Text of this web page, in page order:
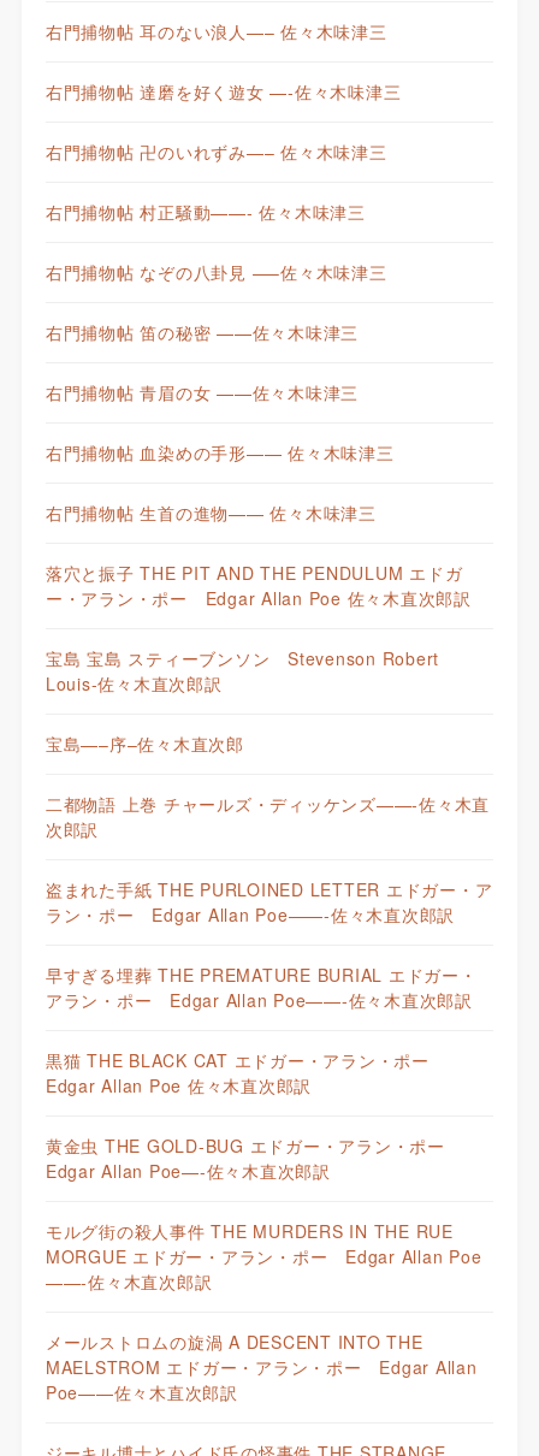
右門捕物帖 耳のない浪人—– 佐々木味津三
右門捕物帖 達磨を好く遊女 —-佐々木味津三
右門捕物帖 卍のいれずみ—– 佐々木味津三
右門捕物帖 村正騒動——- 佐々木味津三
右門捕物帖 なぞの八卦見 —–佐々木味津三
右門捕物帖 笛の秘密 ——佐々木味津三
右門捕物帖 青眉の女 ——佐々木味津三
右門捕物帖 血染めの手形—— 佐々木味津三
右門捕物帖 生首の進物—— 佐々木味津三
落穴と振子 THE PIT AND THE PENDULUM エドガ
ー・アラン・ポー Edgar Allan Poe 佐々木直次郎訳
宝島 宝島 スティーブンソン Stevenson Robert
Louis-佐々木直次郎訳
宝島—–序–佐々木直次郎
二都物語 上巻 チャールズ・ディッケンズ——-佐々木直
次郎訳
盗まれた手紙 THE PURLOINED LETTER エドガー・ア
ラン・ポー Edgar Allan Poe——-佐々木直次郎訳
早すぎる埋葬 THE PREMATURE BURIAL エドガー・
アラン・ポー Edgar Allan Poe——-佐々木直次郎訳
黒猫 THE BLACK CAT エドガー・アラン・ポー
Edgar Allan Poe 佐々木直次郎訳
黄金虫 THE GOLD-BUG エドガー・アラン・ポー
Edgar Allan Poe—-佐々木直次郎訳
モルグ街の殺人事件 THE MURDERS IN THE RUE
MORGUE エドガー・アラン・ポー Edgar Allan Poe
——-佐々木直次郎訳
メールストロムの旋渦 A DESCENT INTO THE
MAELSTROM エドガー・アラン・ポー Edgar Allan
Poe——佐々木直次郎訳